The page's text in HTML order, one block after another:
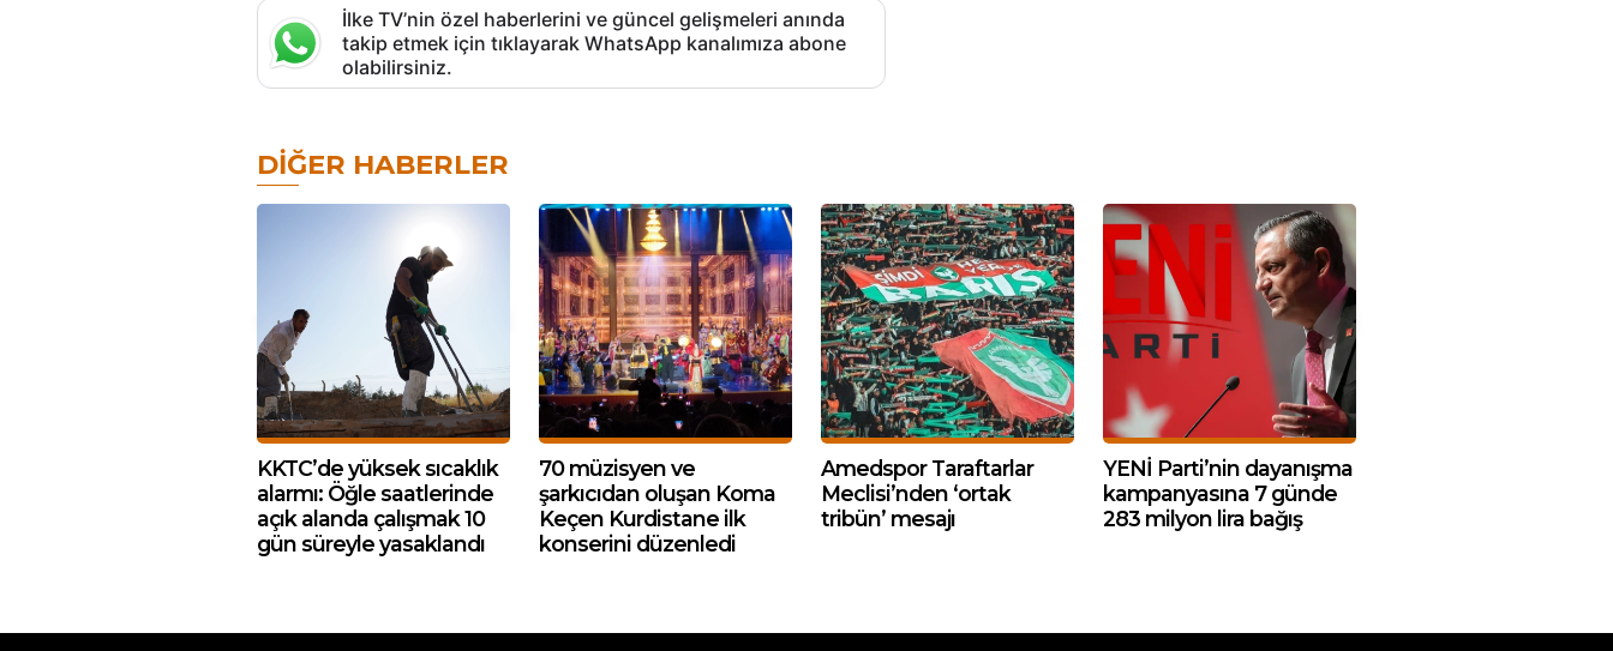
İlke TV’nin özel haberlerini ve güncel gelişmeleri anında
takip etmek için tıklayarak WhatsApp kanalımıza abone
olabilirsiniz.
DIĞER HABERLER
KKTC’de yüksek sıcaklık
alarmı: Öğle saatlerinde
açık alanda çalışmak 10
gün süreyle yasaklandı
70 müzisyen ve
şarkıcıdan oluşan Koma
Keçen Kurdistane ilk
konserini düzenledi
Amedspor Taraftarlar
Meclisi’nden ‘ortak
tribün’ mesajı
YENİ Parti’nin dayanışma
kampanyasına 7 günde
283 milyon lira bağış